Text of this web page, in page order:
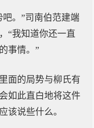
。”司南伯范建端
“我知道你还一直
事情。”
面的局势与柳氏有
如此直白地将这件
该说些什么。